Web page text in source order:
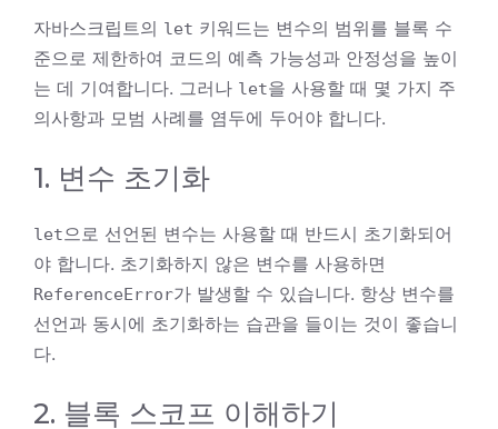
자바스크립트의 let 키워드는 변수의 범위를 블록 수
준으로 제한하여 코드의 예측 가능성과 안정성을 높이
는 데 기여합니다. 그러나 let을 사용할 때 몇 가지 주
의사항과 모범 사례를 염두에 두어야 합니다.
1. 변수 초기화
let으로 선언된 변수는 사용할 때 반드시 초기화되어
야 합니다. 초기화하지 않은 변수를 사용하면
ReferenceError가 발생할 수 있습니다. 항상 변수를
선언과 동시에 초기화하는 습관을 들이는 것이 좋습니
다.
2. 블록 스코프 이해하기